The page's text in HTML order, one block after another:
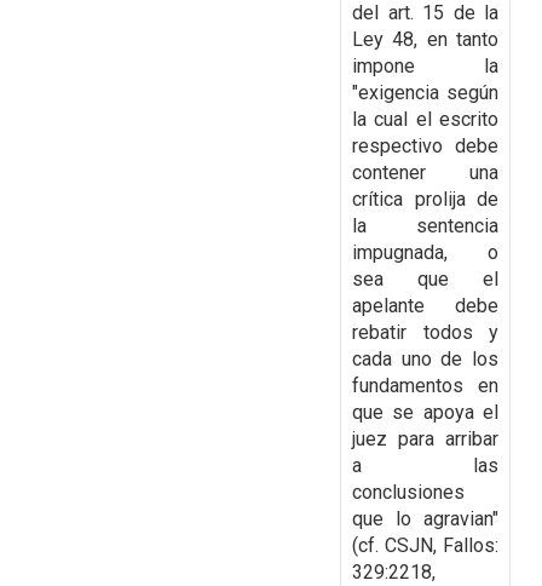
del art. 15 de la
Ley 48, en tanto
impone la
"exigencia según
la cual el escrito
respectivo debe
contener una
crítica prolija de
la sentencia
impugnada, o
sea que el
apelante debe
rebatir todos y
cada uno de los
fundamentos en
que se apoya el
juez para arribar
a las
conclusiones
que lo agravian"
(cf. CSJN, Fallos:
329:2218,